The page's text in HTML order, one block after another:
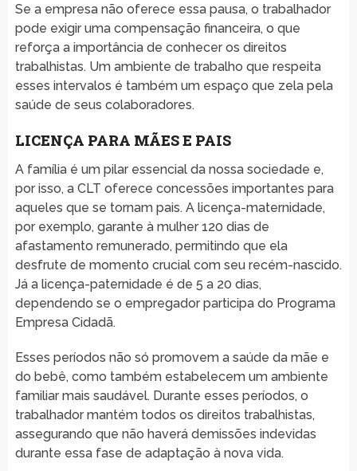
Se a empresa não oferece essa pausa, o trabalhador
pode exigir uma compensação financeira, o que
reforça a importância de conhecer os direitos
trabalhistas. Um ambiente de trabalho que respeita
esses intervalos é também um espaço que zela pela
saúde de seus colaboradores.
LICENÇA PARA MÃES E PAIS
A família é um pilar essencial da nossa sociedade e,
por isso, a CLT oferece concessões importantes para
aqueles que se tornam pais. A licença-maternidade,
por exemplo, garante à mulher 120 dias de
afastamento remunerado, permitindo que ela
desfrute de momento crucial com seu recém-nascido.
Já a licença-paternidade é de 5 a 20 dias,
dependendo se o empregador participa do Programa
Empresa Cidadã.
Esses períodos não só promovem a saúde da mãe e
do bebê, como também estabelecem um ambiente
familiar mais saudável. Durante esses períodos, o
trabalhador mantém todos os direitos trabalhistas,
assegurando que não haverá demissões indevidas
durante essa fase de adaptação à nova vida.